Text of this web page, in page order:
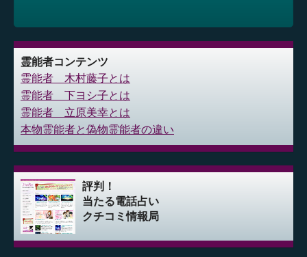
霊能者コンテンツ
霊能者 木村藤子とは
霊能者 下ヨシ子とは
霊能者 立原美幸とは
本物霊能者と偽物霊能者の違い
評判！
当たる電話占い
クチコミ情報局